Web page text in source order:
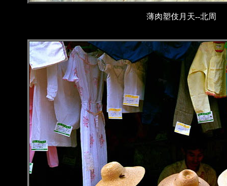
薄肉塑伎月天--北周